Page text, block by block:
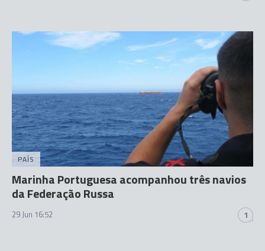
PAÍS
Marinha Portuguesa acompanhou três navios
da Federação Russa
29 Jun 16:52 1